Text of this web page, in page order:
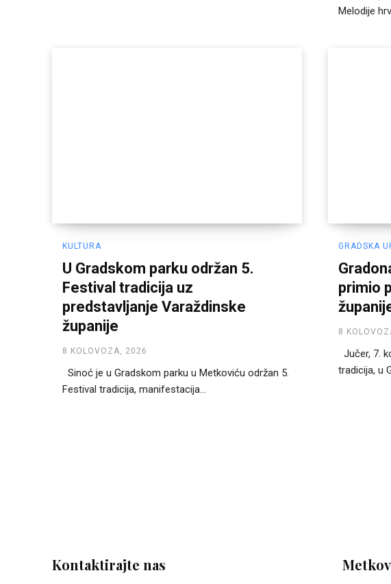
Melodije
KULTURA
U Gradskom parku održan 5.
Festival tradicija uz
predstavljanje Varaždinske
županije
8 KOLOVOZA, 2026
Sinoć je u Gradskom parku u Metkoviću održan 5.
Festival tradicija, manifestacija...
GRADSKA
primio
8
Jučer, 7.
tradicija, u
Kontaktirajte nas